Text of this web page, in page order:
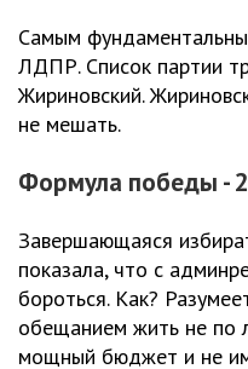
Самым
ЛДПР. Список партии
Жириновский.
не мешать.
Формула победы -
Завершающаяся
показала, что с
бороться. Как?
обещанием жить не по
мощный бюджет и не